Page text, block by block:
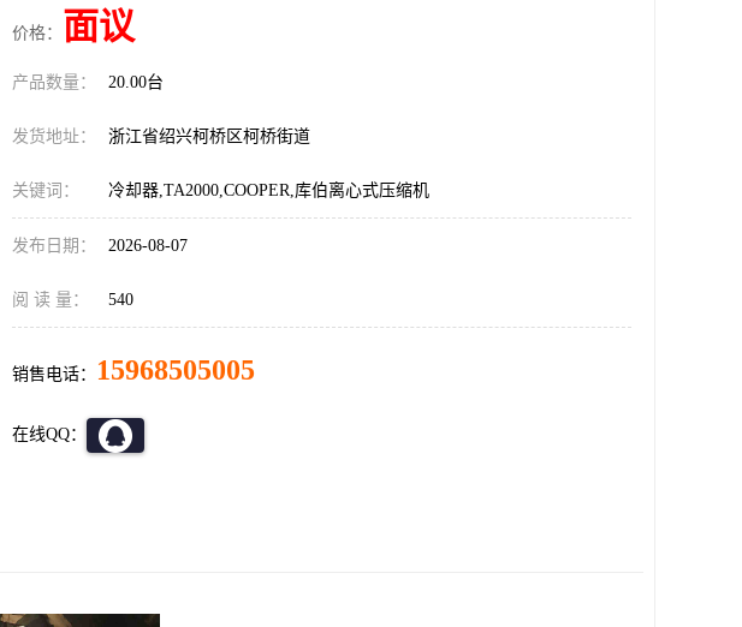
价格： 面议
产品数量： 20.00台
发货地址： 浙江省绍兴柯桥区柯桥街道
关键词： 冷却器,TA2000,COOPER,库伯离心式压缩机
发布日期： 2026-08-07
阅 读 量： 540
销售电话： 15968505005
在线QQ：